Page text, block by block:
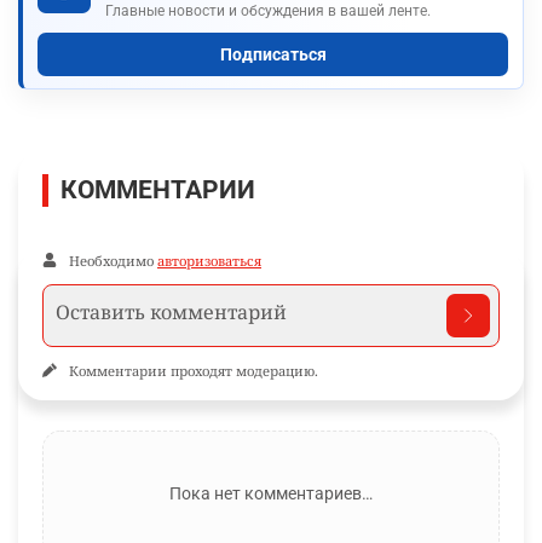
Главные новости и обсуждения в вашей ленте.
Подписаться
КОММЕНТАРИИ
Необходимо авторизоваться
Комментарии проходят модерацию.
Пока нет комментариев…